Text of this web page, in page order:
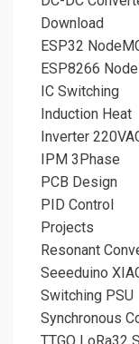
Download
ESP32
ESP8266
IC Switching
Induction Heat
Inverter
IPM 3Phase
PCB Design
PID Control
Projects
Resonant
Seeeduino
Switching PSU
Synchronous